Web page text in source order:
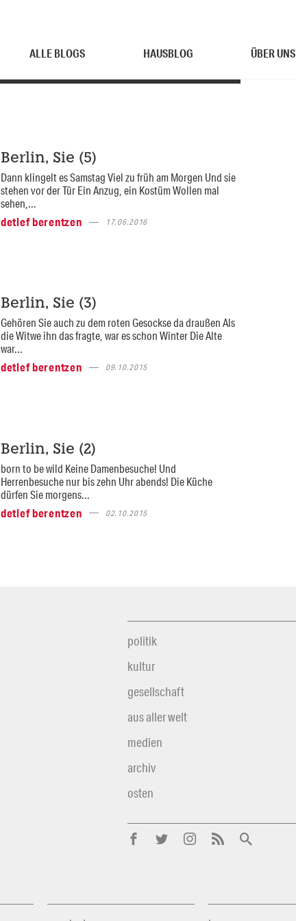
ALLE BLOGS HAUSBLOG ÜBER UNS
Berlin, Sie (5)
Dann klingelt es Samstag Viel zu früh am Morgen Und sie
stehen vor der Tür Ein Anzug, ein Kostüm Wollen mal
sehen,...
detlef berentzen
17.06.2016
Berlin, Sie (3)
Gehören Sie auch zu dem roten Gesockse da draußen Als
die Witwe ihn das fragte, war es schon Winter Die Alte
war...
detlef berentzen
09.10.2015
Berlin, Sie (2)
born to be wild Keine Damenbesuche! Und
Herrenbesuche nur bis zehn Uhr abends! Die Küche
dürfen Sie morgens...
detlef berentzen
02.10.2015
politik
kultur
gesellschaft
aus aller welt
medien
archiv
osten